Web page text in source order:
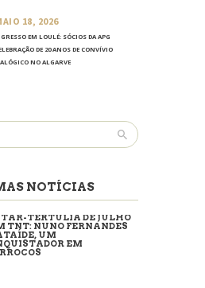
18, 2026
EM LOULÉ: SÓCIOS DA APG
DE 20 ANOS DE CONVÍVIO
NO ALGARVE
NOTÍCIAS
TERTÚLIA DE JULHO
TNT: NUNO FERNANDES
UM
EM